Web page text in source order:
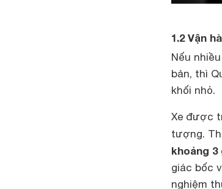
1.2 Vận
Nếu
bản, thì
khối nhỏ.
Xe được
tượng.
khoảng 3
giác bốc
nghiệm